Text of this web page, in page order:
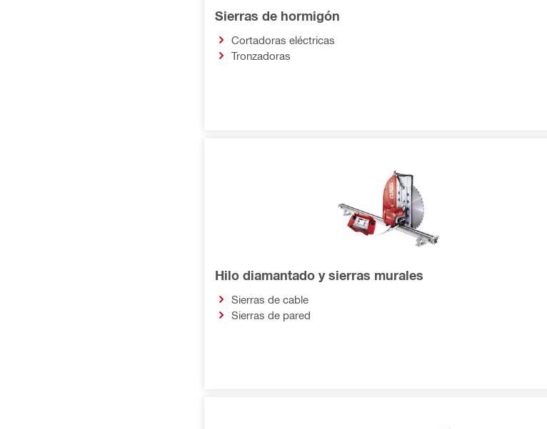
Sierras de hormigón
Cortadoras eléctricas
Tronzadoras
Hilo diamantado y sierras murales
Sierras de cable
Sierras de pared